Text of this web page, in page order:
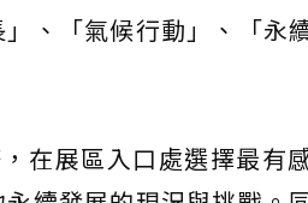
、「氣候行動」、「永
在展區入口處選擇最有